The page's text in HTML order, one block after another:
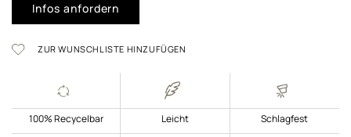
Infos anfordern
ZUR WUNSCHLISTE HINZUFÜGEN
100% Recycelbar Leicht Schlagfest